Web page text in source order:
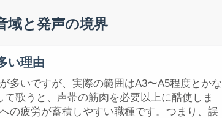
域と発声の境界
い理由
多いですが、実際の範囲はA3〜A5程度とかな
歌うと、声帯の筋肉を必要以上に酷使しま
の疲労が蓄積しやすい職種です。つまり、誤